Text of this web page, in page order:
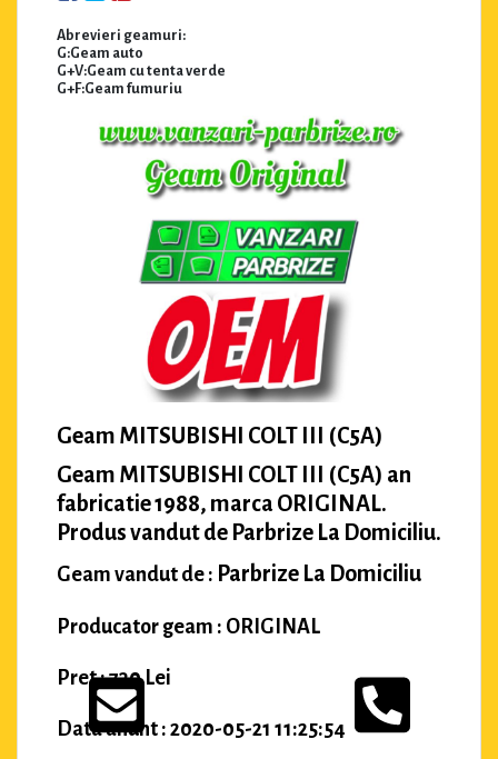
Abrevieri geamuri:
G:Geam auto
G+V:Geam cu tenta verde
G+F:Geam fumuriu
Geam MITSUBISHI COLT III (C5A)
Geam MITSUBISHI COLT III (C5A) an
fabricatie 1988, marca ORIGINAL.
Produs vandut de Parbrize La Domiciliu.
Geam vandut de : Parbrize La Domiciliu
Producator geam : ORIGINAL
Pret : 730 Lei
Data anunt : 2020-05-21 11:25:54